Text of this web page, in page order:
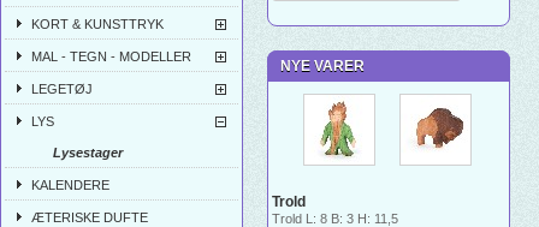
KORT & KUNSTTRYK
MAL - TEGN - MODELLER
LEGETØJ
LYS
Lysestager
KALENDERE
ÆTERISKE DUFTE
NYE VARER
Trold
Trold L: 8 B: 3 H: 11,5